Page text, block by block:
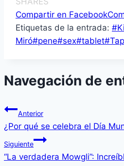
Compartir en Facebook
Etiquetas de la entrada: #
Miró#pene#sex#tablet#
Navegación de
Anterior
¿Por qué se celebra el Día
Siguiente
“La verdadera Mowgli”: